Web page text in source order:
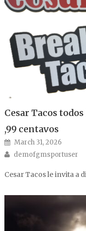
Cesar Tacos
,99 centavos
Posted on
March 31, 2026
Author
demofgmsportuser
Cesar Tacos le invita a